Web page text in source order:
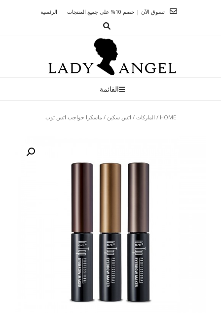
الرئسية تسوق الآن | خصم 10% على جميع المنتجات
القائمة
HOME
/ الماركات / اتس سكين / ماسكرا حواجب اتس توب